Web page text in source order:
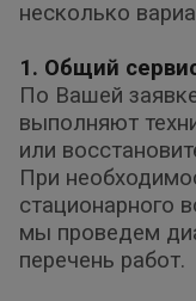
несколько
1. Общий
По Вашей
выполняют
или
При
стационарного
мы проведем
перечень работ.